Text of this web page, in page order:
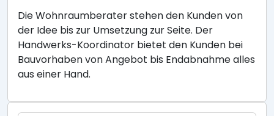
Die Wohnraumberater stehen den Kunden von
der Idee bis zur Umsetzung zur Seite. Der
Handwerks-Koordinator bietet den Kunden bei
Bauvorhaben von Angebot bis Endabnahme alles
aus einer Hand.